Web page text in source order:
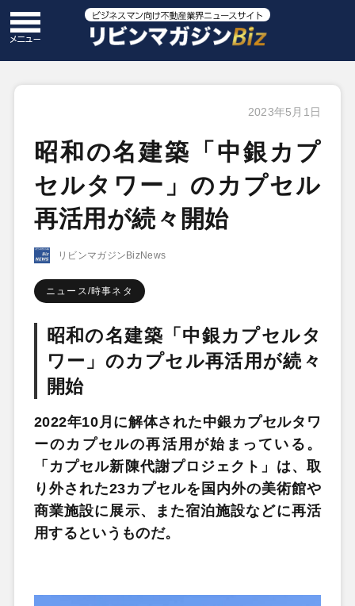
2023年5月1日
昭和の名建築「中銀カプ
セルタワー」のカプセル
再活用が続々開始
リビンマガジンBizNews
ニュース/時事ネタ
昭和の名建築「中銀カプセルタ
ワー」のカプセル再活用が続々
開始
2022年10月に解体された中銀カプセルタワ
ーのカプセルの再活用が始まっている。
「カプセル新陳代謝プロジェクト」は、取
り外された23カプセルを国内外の美術館や
商業施設に展示、また宿泊施設などに再活
用するというものだ。